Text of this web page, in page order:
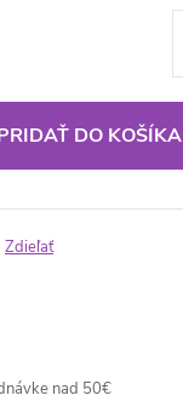
DO KOŠÍKA
Zdieľať
nad 50€